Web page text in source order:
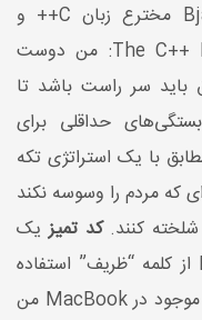
چه فکر می‌کنند. Bjarne Stroustrup مخترع زبان C++ و
نویسنده The C++ Programming Language: من دوست
باید سر راست باشد تا
حداقلی برای
با یک استراتژی تکه
که مردم را وسوسه نکند
شلخته کنند.کد تمیزیک
کار را به خوبی انجام می‌دهد. Bjarne از کلمه “ظریف” استفاده
می‌کند. این کلمه کامل است! دیکشنری موجود در MacBook من